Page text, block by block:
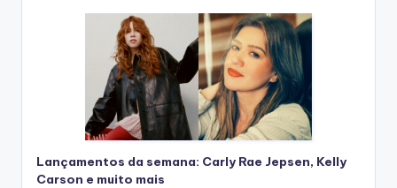
Lançamentos da semana: Carly Rae Jepsen, Kelly
Carson e muito mais